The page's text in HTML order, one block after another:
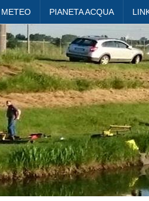
METEO PIANETA ACQUA